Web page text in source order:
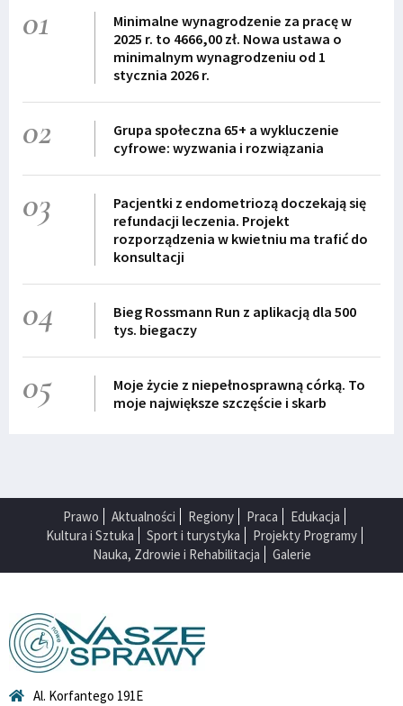
01
Minimalne wynagrodzenie za pracę w
2025 r. to 4666,00 zł. Nowa ustawa o
minimalnym wynagrodzeniu od 1
stycznia 2026 r.
02
Grupa społeczna 65+ a wykluczenie
cyfrowe: wyzwania i rozwiązania
03
Pacjentki z endometriozą doczekają się
refundacji leczenia. Projekt
rozporządzenia w kwietniu ma trafić do
konsultacji
04
Bieg Rossmann Run z aplikacją dla 500
tys. biegaczy
05
Moje życie z niepełnosprawną córką. To
moje największe szczęście i skarb
Prawo Aktualności Regiony Praca
Edukacja
Kultura i Sztuka
Sport i turystyka
Projekty Programy
Nauka, Zdrowie i Rehabilitacja
Galerie
Al. Korfantego 191E